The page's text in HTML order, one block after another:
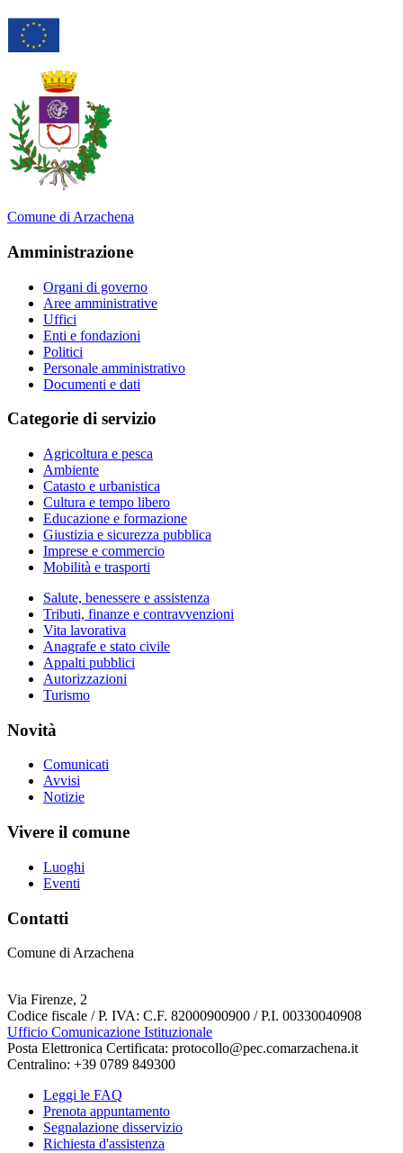
Comune di Arzachena
Amministrazione
Organi di governo
Aree amministrative
Uffici
Enti e fondazioni
Politici
Personale amministrativo
Documenti e dati
Categorie di servizio
Agricoltura e pesca
Ambiente
Catasto e urbanistica
Cultura e tempo libero
Educazione e formazione
Giustizia e sicurezza pubblica
Imprese e commercio
Mobilità e trasporti
Salute, benessere e assistenza
Tributi, finanze e contravvenzioni
Vita lavorativa
Anagrafe e stato civile
Appalti pubblici
Autorizzazioni
Turismo
Novità
Comunicati
Avvisi
Notizie
Vivere il comune
Luoghi
Eventi
Contatti
Comune di Arzachena
Via Firenze, 2
Codice fiscale / P. IVA: C.F. 82000900900 / P.I. 00330040908
Ufficio Comunicazione Istituzionale
Posta Elettronica Certificata: protocollo@pec.comarzachena.it
Centralino: +39 0789 849300
Leggi le FAQ
Prenota appuntamento
Segnalazione disservizio
Richiesta d'assistenza